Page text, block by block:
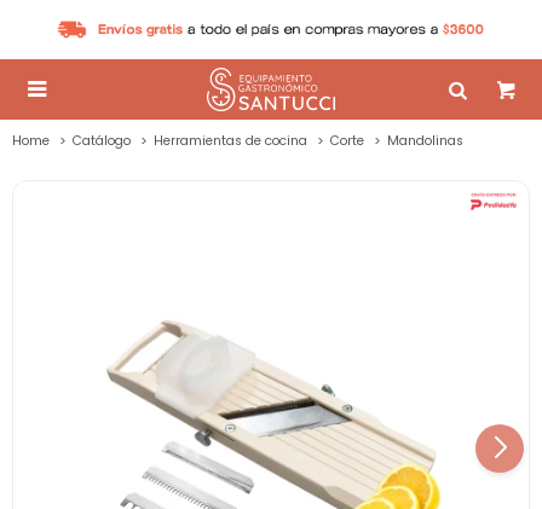

Home Catálogo Herramientas de cocina Corte Mandolinas